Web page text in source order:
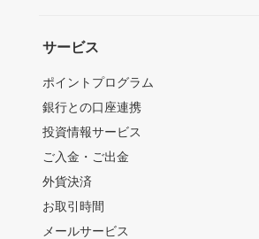
サービス
ポイントプログラム
銀行との口座連携
投資情報サービス
ご入金・ご出金
外貨決済
お取引時間
メールサービス